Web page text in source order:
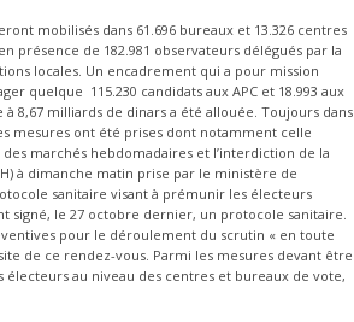
mobilisés dans 61.696 bureaux et 13.326 centres
présence de 182.981 observateurs délégués par la
locales. Un encadrement qui a pour mission
quelque 115.230 candidats aux APC et 18.993 aux
8,67 milliards de dinars a été allouée. Toujours dans
mesures ont été prises dont notamment celle
marchés hebdomadaires et l’interdiction de la
à dimanche matin prise par le ministère de
sanitaire visant à prémunir les électeurs
signé, le 27 octobre dernier, un protocole sanitaire.
pour le déroulement du scrutin « en toute
de ce rendez-vous. Parmi les mesures devant être
au niveau des centres et bureaux de vote,